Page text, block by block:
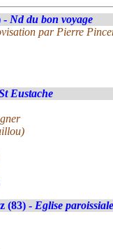
- Nd du bon voyage
par Pierre
Eustache
(83) - Eglise paroissiale